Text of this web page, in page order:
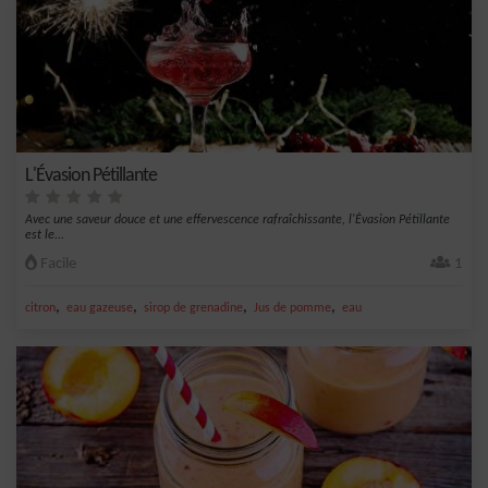
L'Évasion Pétillante
Avec une saveur douce et une effervescence rafraîchissante, l'Évasion Pétillante
est le...
Facile 1
citron, eau gazeuse, sirop de grenadine, Jus de pomme, eau